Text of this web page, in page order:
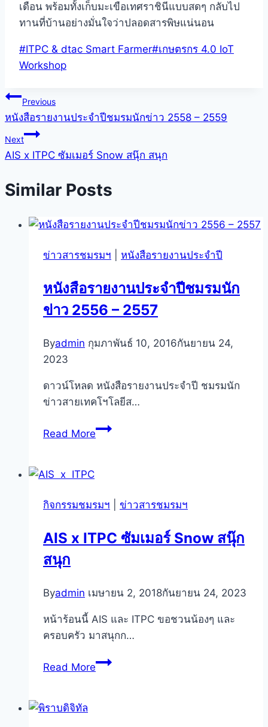
เดือน พร้อมทั้งเก็บมะเขือเทศราชินีแบบสดๆ กลับไป
ทานที่บ้านอย่างมั่นใจว่าปลอดสารพิษแน่นอน
Post
Tags:
#ITPC & dtac Smart Farmer#เกษตรกร 4.0 IoT
Workshop
แนะแนว
เรื่อง
Previous
หนังสือรายงานประจำปีชมรมนักข่าว 2558 – 2559
Next
AIS x ITPC ซัมเมอร์ Snow สนุ๊ก สนุก
Similar Posts
ข่าวสารชมรมฯ หนังสือรายงานประจำปี
หนังสือรายงานประจำปีชมรมนัก
ข่าว 2556 – 2557
Byadmin กุมภาพันธ์ 10, 2016กันยายน 24,
2023
ดาวน์โหลด หนังสือรายงานประจำปี ชมรมนัก
ข่าวสายเทคโฯโลยีส…
Read Moreหนังสือ
นัก
2556
กิจกรรมชมรมฯ ข่าวสารชมรมฯ
AIS x ITPC ซัมเมอร์ Snow สนุ๊ก
สนุก
Byadmin เมษายน 2, 2018กันยายน 24, 2023
หน้าร้อนนี้ AIS และ ITPC ขอชวนน้องๆ และ
ครอบครัว มาสนุกก…
Read MoreAIS